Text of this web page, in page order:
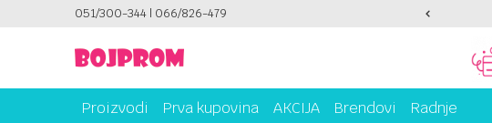
051/300-344 | 066/826-479PLATI UNICREDIT KARTICOM NA RATE!
Proizvodi Prva kupovina AKCIJA Brendovi Radnje